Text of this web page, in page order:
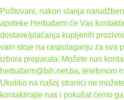
Poštovani, nakon slanja
apoteke Herbafarm će Vas
dostave/plaćanja kupljenih
vam stoje na raspolaganju za sva
izbora preparata. Možete nas
herbafarm@bih.net.ba, telefonom
Ukoliko na našoj stranici ne
kontaktirajte nas i pokušat ćemo